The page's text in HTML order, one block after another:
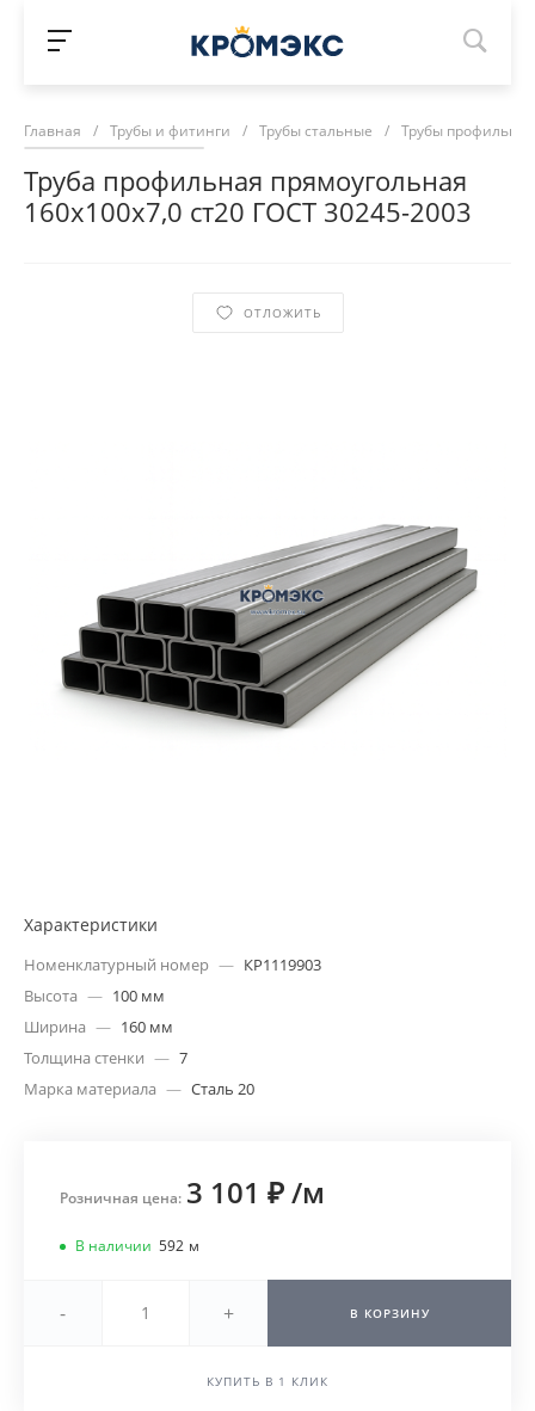
Главная / Трубы и фитинги / Трубы стальные / Трубы
Труба профильная прямоугольная
160х100х7,0 ст20 ГОСТ 30245-2003
ОТЛОЖИТЬ
Характеристики
Номенклатурный номер — КР1119903
Высота — 100 мм
Ширина — 160 мм
Толщина стенки — 7
Марка материала — Сталь 20
Розничная цена: 3 101 ₽/м
В наличии 592 м
- + В КОРЗИНУ
КУПИТЬ В 1 КЛИК